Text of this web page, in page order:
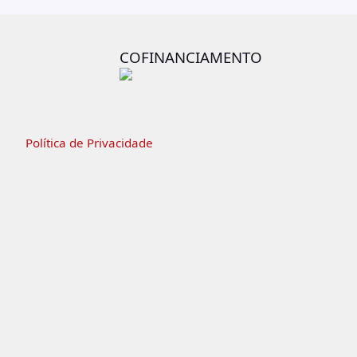
COFINANCIAMENTO
Política de Privacidade